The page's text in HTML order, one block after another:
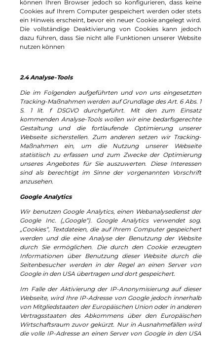
können Ihren Browser jedoch so konfigurieren, dass keine
Cookies auf Ihrem Computer gespeichert werden oder stets
ein Hinweis erscheint, bevor ein neuer Cookie angelegt wird.
Die vollständige Deaktivierung von Cookies kann jedoch
dazu führen, dass Sie nicht alle Funktionen unserer Website
nutzen können
2.4 Analyse-Tools
Die im Folgenden aufgeführten und von uns eingesetzten
Tracking-Maßnahmen werden auf Grundlage des Art. 6 Abs. 1
S. 1 lit. f DSGVO durchgeführt. Mit den zum Einsatz
kommenden Analyse-Tools wollen wir eine bedarfsgerechte
Gestaltung und die fortlaufende Optimierung unserer
Webseite sicherstellen. Zum anderen setzen wir Tracking-
Maßnahmen ein, um die Nutzung unserer Webseite
statistisch zu erfassen und zum Zwecke der Optimierung
unseres Angebotes für Sie auszuwerten. Diese Interessen
sind als berechtigt im Sinne der vorgenannten Vorschrift
anzusehen.
Google Analytics
Wir benutzen Google Analytics, einen Webanalysedienst der
Google Inc. („Google“). Google Analytics verwendet sog.
„Cookies“, Textdateien, die auf Ihrem Computer gespeichert
werden und die eine Analyse der Benutzung der Website
durch Sie ermöglichen. Die durch den Cookie erzeugten
Informationen über Benutzung dieser Website durch die
Seitenbesucher werden in der Regel an einen Server von
Google in den USA übertragen und dort gespeichert.
Im Falle der Aktivierung der IP-Anonymisierung auf dieser
Webseite, wird Ihre IP-Adresse von Google jedoch innerhalb
von Mitgliedstaaten der Europäischen Union oder in anderen
Vertragsstaaten des Abkommens über den Europäischen
Wirtschaftsraum zuvor gekürzt. Nur in Ausnahmefällen wird
die volle IP-Adresse an einen Server von Google in den USA